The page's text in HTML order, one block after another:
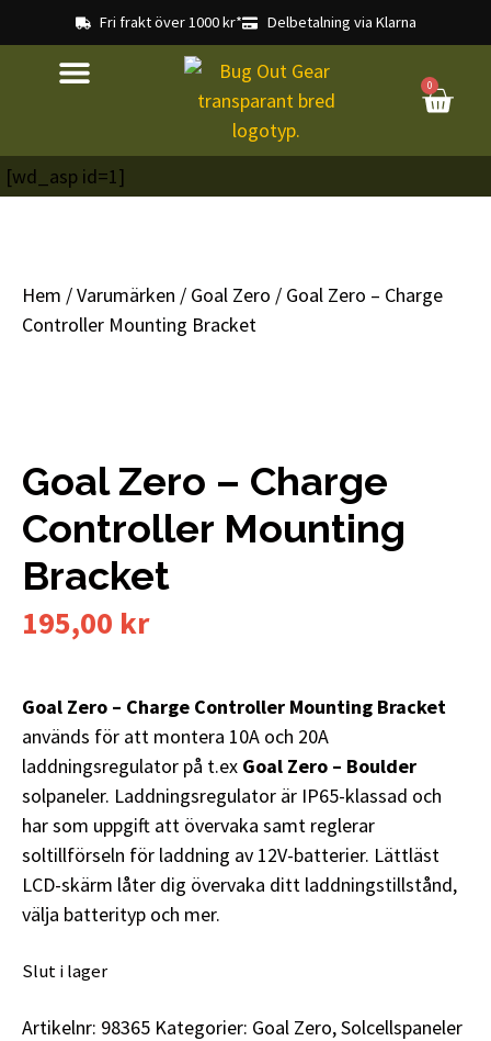
Fri frakt över 1000 kr* Delbetalning via Klarna
0
[wd_asp id=1]
Hem /Varumärken / Goal Zero / Goal Zero – Charge
Controller Mounting Bracket
Goal Zero – Charge
Controller Mounting
Bracket
195,00 kr
Goal Zero – Charge Controller Mounting Bracket
används för att montera 10A och 20A
laddningsregulator på t.ex Goal Zero – Boulder
solpaneler. Laddningsregulator är IP65-klassad och
har som uppgift att övervaka samt reglerar
soltillförseln för laddning av 12V-batterier. Lättläst
LCD-skärm låter dig övervaka ditt laddningstillstånd,
välja batterityp och mer.
Slut i lager
Artikelnr: 98365 Kategorier: Goal Zero,Solcellspaneler